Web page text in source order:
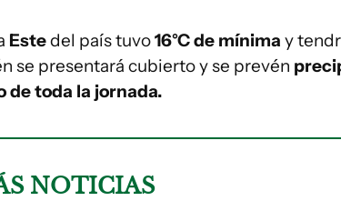
Estedel país tuvo16°C de mínima y
se presentará cubierto y se prevén
de toda la jornada.
NOTICIAS